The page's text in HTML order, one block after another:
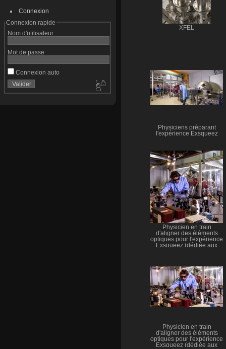
Connexion
Connexion rapide
Nom d'utilisateur
Mot de passe
Connexion auto
XFEL
Physiciens préparant
l'expérience Exsqueez
Physicien en train
d'aligner des éléments
optiques pour l'expérience
Exsqueez (dédiée aux
hébergée dans la
plateforme CALVA (Cavité
pour le Lock de Virgo
Avancé)
Physicien en train
d'aligner des éléments
optiques pour l'expérience
Exsqueez (dédiée aux